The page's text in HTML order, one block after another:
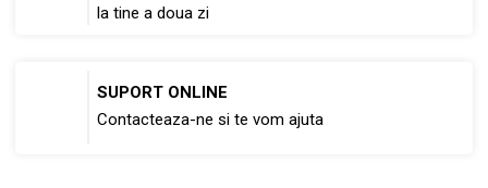
la tine a doua zi
SUPORT ONLINE
Contacteaza-ne si te vom ajuta